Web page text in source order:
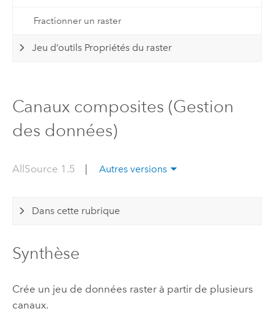
Fractionner un raster
Jeu d’outils Propriétés du raster
Canaux composites (Gestion
des données)
AllSource 1.5 Autres versions
Dans cette rubrique
Synthèse
Crée un jeu de données raster à partir de plusieurs
canaux.